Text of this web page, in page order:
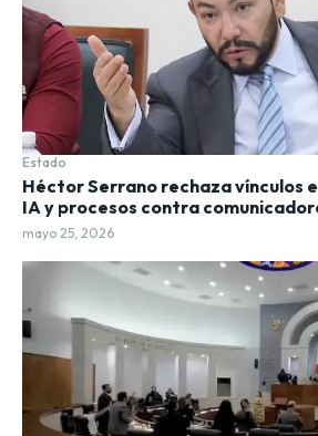
Estado
Héctor Serrano rechaza vínculos
IA y procesos contra
mayo 25, 2026